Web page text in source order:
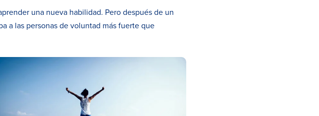
una nueva habilidad. Pero después de un
a las personas de voluntad más fuerte que